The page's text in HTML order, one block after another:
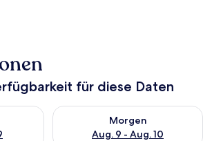
für diese Daten
für heute Nacht, Aug. 8 - Aug. 9.
Morgen
Aug. 9 - Aug. 10
Überprüfe die Verfügbarkeit